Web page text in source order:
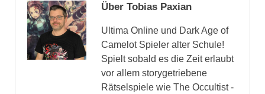
Über Tobias Paxian
Ultima Online und Dark Age of
Camelot Spieler alter Schule!
Spielt sobald es die Zeit erlaubt
vor allem storygetriebene
Rätselspiele wie The Occultist -